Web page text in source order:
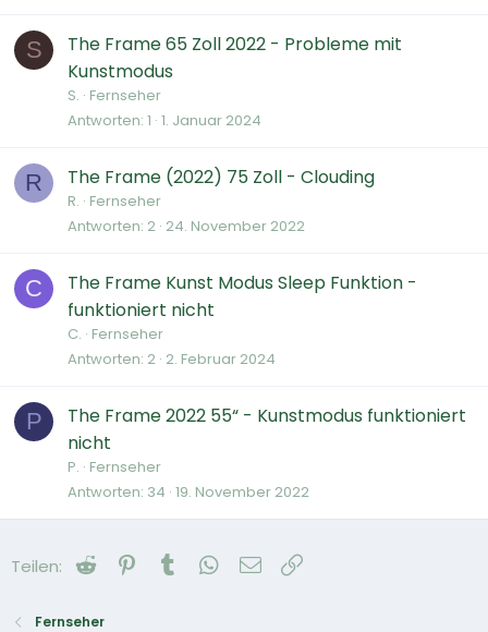
S
The Frame 65 Zoll 2022 - Probleme mit
Kunstmodus
S. Fernseher
Antworten 1 1. Januar 2024
R The Frame (2022) 75 Zoll - Clouding
R. Fernseher
Antworten 2 24. November 2022
C
The Frame Kunst Modus Sleep Funktion -
funktioniert nicht
C. Fernseher
Antworten 2 2. Februar 2024
P
The Frame 2022 55“ - Kunstmodus funktioniert
nicht
P. Fernseher
Antworten 34 19. November 2022
Teilen: Reddit Pinterest
Tumblr WhatsApp
E-Mail
Fernseher